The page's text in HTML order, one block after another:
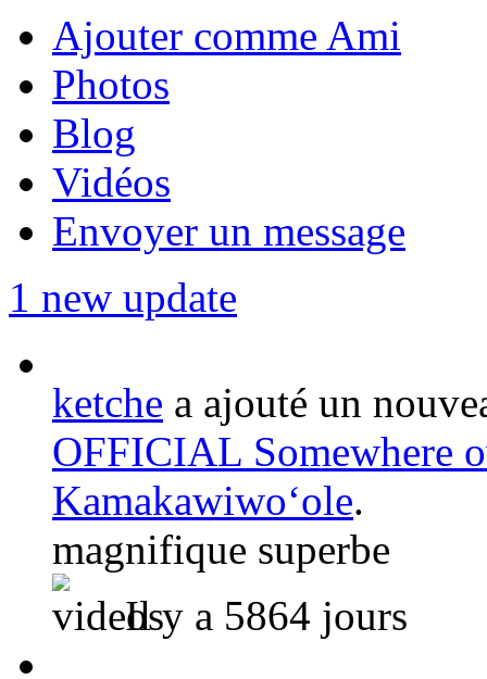
Ajouter comme Ami
Photos
Blog
Vidéos
Envoyer un message
1 new update
ketche a ajouté un
OFFICIAL Somewhere
Kamakawiwoʻole.
magnifique superbe
Il y a 5864 jours